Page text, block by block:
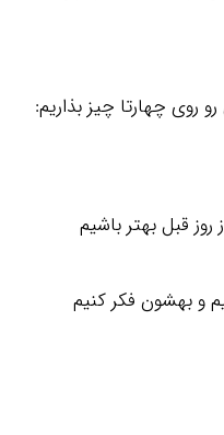
روی چهارتا چیز بذاریم: